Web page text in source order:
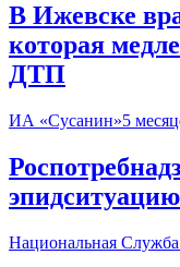
В Ижевске
которая
ДТП
ИА «Сусанин»5
Национальная